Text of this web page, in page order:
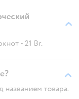
- 21 Br.
товара.